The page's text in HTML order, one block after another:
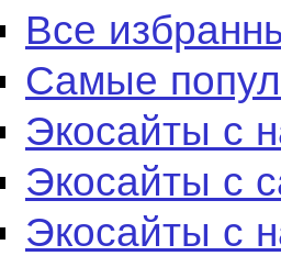
Все
Самые
Экосайты с
Экосайты с
Экосайты с